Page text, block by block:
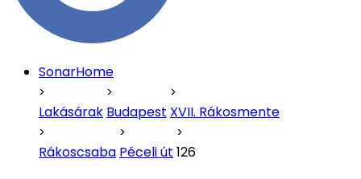
SonarHome
Lakásárak Budapest XVII. Rákosmente
Rákoscsaba Péceli út 126